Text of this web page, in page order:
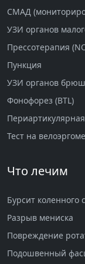
СМАД
УЗИ органов
Прессотерапия
Пункция
УЗИ органов
Фонофорез (BTL)
Тест на
Что лечим
Бурсит коленного
Разрыв мениска
Повреждение
Подошвенный